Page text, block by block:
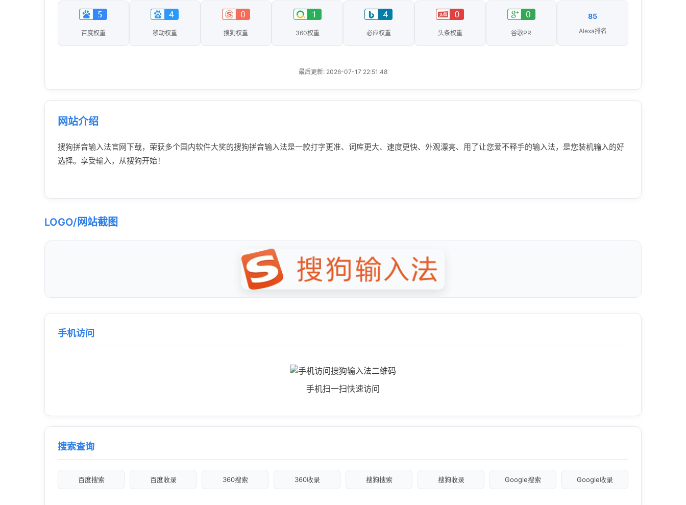
百度权重 移动权重 搜狗权重 360权重 必应权重 头条权重 谷歌PR
85
Alexa排名
最后更新: 2026-07-17 22:51:48
网站介绍
搜狗拼音输入法官网下载，荣获多个国内软件大奖的搜狗拼音输入法是一款打字更准、词库更大、速度更快、外观漂亮、用了让您爱不释手的输入法，是您装机输入的好
选择。享受输入，从搜狗开始！
LOGO/网站截图
手机访问
手机扫一扫快速访问
搜索查询
百度搜索 百度收录 360搜索 360收录 搜狗搜索 搜狗收录 Google搜索 Google收录